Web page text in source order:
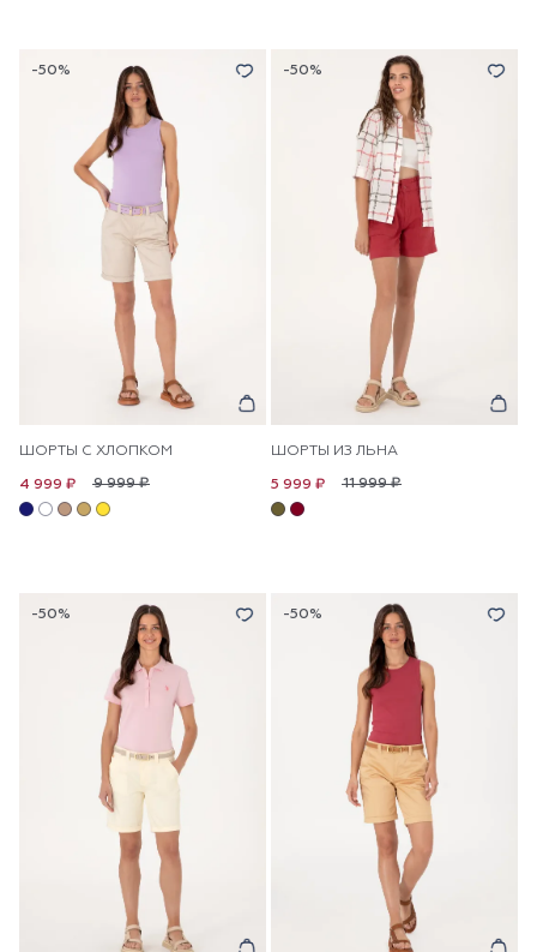
-50%
ШОРТЫ С ХЛОПКОМ
9 999 ₽
4 999 ₽
-50%
ШОРТЫ ИЗ ЛЬНА
11 999 ₽
5 999 ₽
-50% -50%